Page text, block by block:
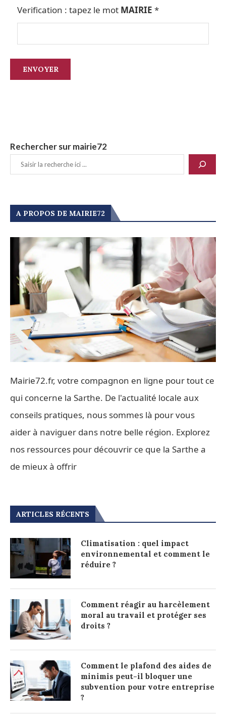
Verification : tapez le mot MAIRIE *
Rechercher sur mairie72
A PROPOS DE MAIRIE72
Mairie72.fr, votre compagnon en ligne pour tout ce
qui concerne la Sarthe. De l'actualité locale aux
conseils pratiques, nous sommes là pour vous
aider à naviguer dans notre belle région. Explorez
nos ressources pour découvrir ce que la Sarthe a
de mieux à offrir
ARTICLES RÉCENTS
Climatisation : quel impact
environnemental et comment le
réduire ?
Comment réagir au harcèlement
moral au travail et protéger ses
droits ?
Comment le plafond des aides de
minimis peut-il bloquer une
subvention pour votre entreprise
?